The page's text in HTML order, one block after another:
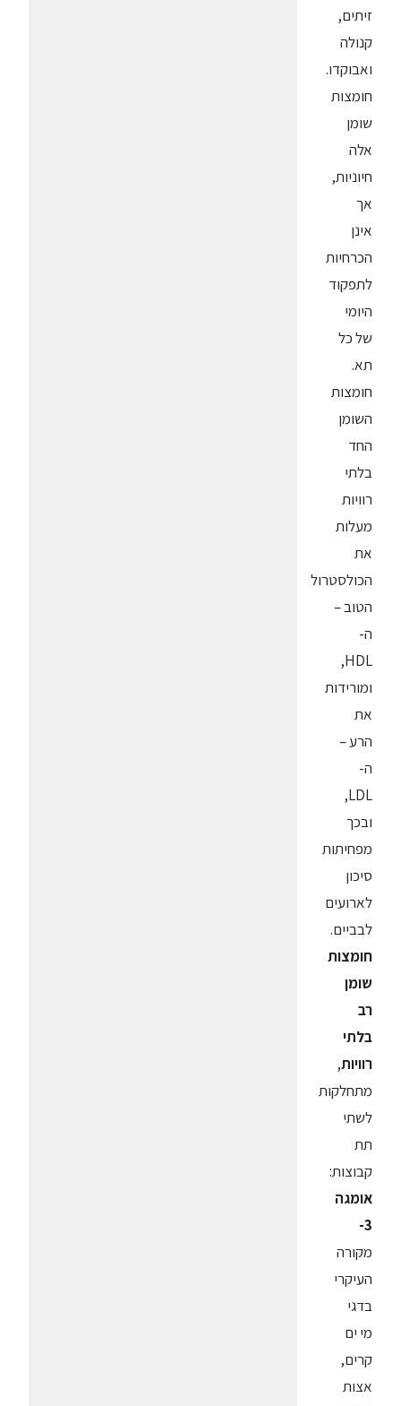
זיתים,
קנולה
ואבוקדו.
חומצות
שומן
אלה
חיוניות,
אך
אינן
הכרחיות
לתפקוד
היומי
של כל
תא.
חומצות
השומן
החד
בלתי
רוויות
מעלות
את
הכולסטרול
הטוב –
ה-
HDL,
ומורידות
את
הרע –
ה-
LDL,
ובכך
מפחיתות
סיכון
לארועים
לבביים.
חומצות
שומן
רב
בלתי
רוויות,
מתחלקות
לשתי
תת
קבוצות:
אומגה
3-
מקורה
העיקרי
בדגי
מי ים
קרים,
אצות